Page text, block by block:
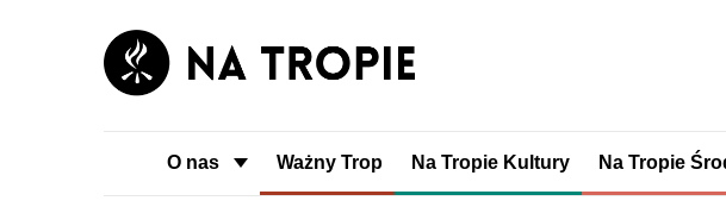
O nas Ważny Trop Na Tropie Kultury Na Tropie